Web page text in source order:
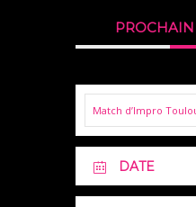
Match d’Impro
DATE